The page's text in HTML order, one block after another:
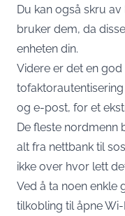
Du kan også skru
bruker dem, da
enheten din.
Videre er det en god
og e-post, for et
De fleste nordmenn
alt fra nettbank til
ikke over hvor lett
Ved å ta noen enkle
tilkobling til åpne